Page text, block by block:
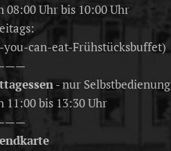
08:00 Uhr bis 10:00 Uhr
can-eat-Frühstücksbuffet)
- nur Selbstbedienung
11:00 bis 13:30 Uhr